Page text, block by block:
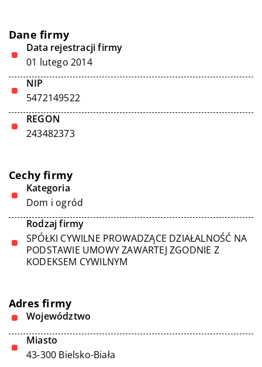
Dane firmy
Data rejestracji firmy
01 lutego 2014
NIP
5472149522
REGON
243482373
Cechy firmy
Kategoria
Dom i ogród
Rodzaj firmy
SPÓŁKI CYWILNE PROWADZĄCE DZIAŁALNOŚĆ NA
PODSTAWIE UMOWY ZAWARTEJ ZGODNIE Z
KODEKSEM CYWILNYM
Adres firmy
Województwo
Miasto
43-300 Bielsko-Biała